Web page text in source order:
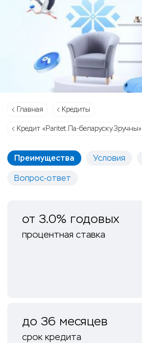
Главная Кредиты
Кредит «Paritet.Па-беларуску.Зручны»
Преимущества Условия
Вопрос-ответ
от 3.0% годовых
процентная ставка
до 36 месяцев
срок кредита